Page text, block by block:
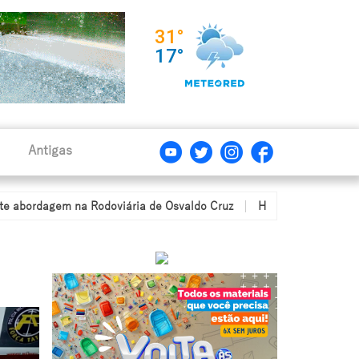
Antigas
Rodoviária de Osvaldo Cruz Homem confessa ter invadido